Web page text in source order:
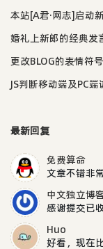
本站[A君·网志]启动
婚礼上新郎的经典发
更改BLOG的表情符号
JS判断移动端及PC
最新回复
免费算命
文章不错非
中文独立博
感谢提交已
Huo
好看，现在